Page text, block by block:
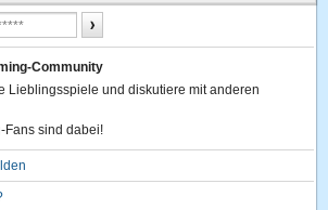
Community
Lieblingsspiele und diskutiere mit anderen
Fans sind dabei!